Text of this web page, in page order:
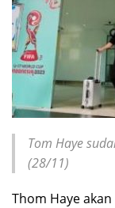
Tom Haye
(28/11)
Thom Haye